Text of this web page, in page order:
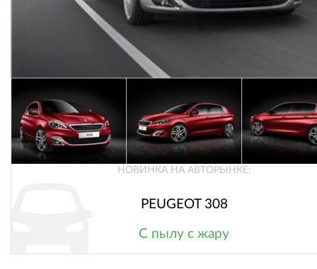
НОВИНКА НА АВТОРЫНКЕ:
PEUGEOT 308
С пылу с жару